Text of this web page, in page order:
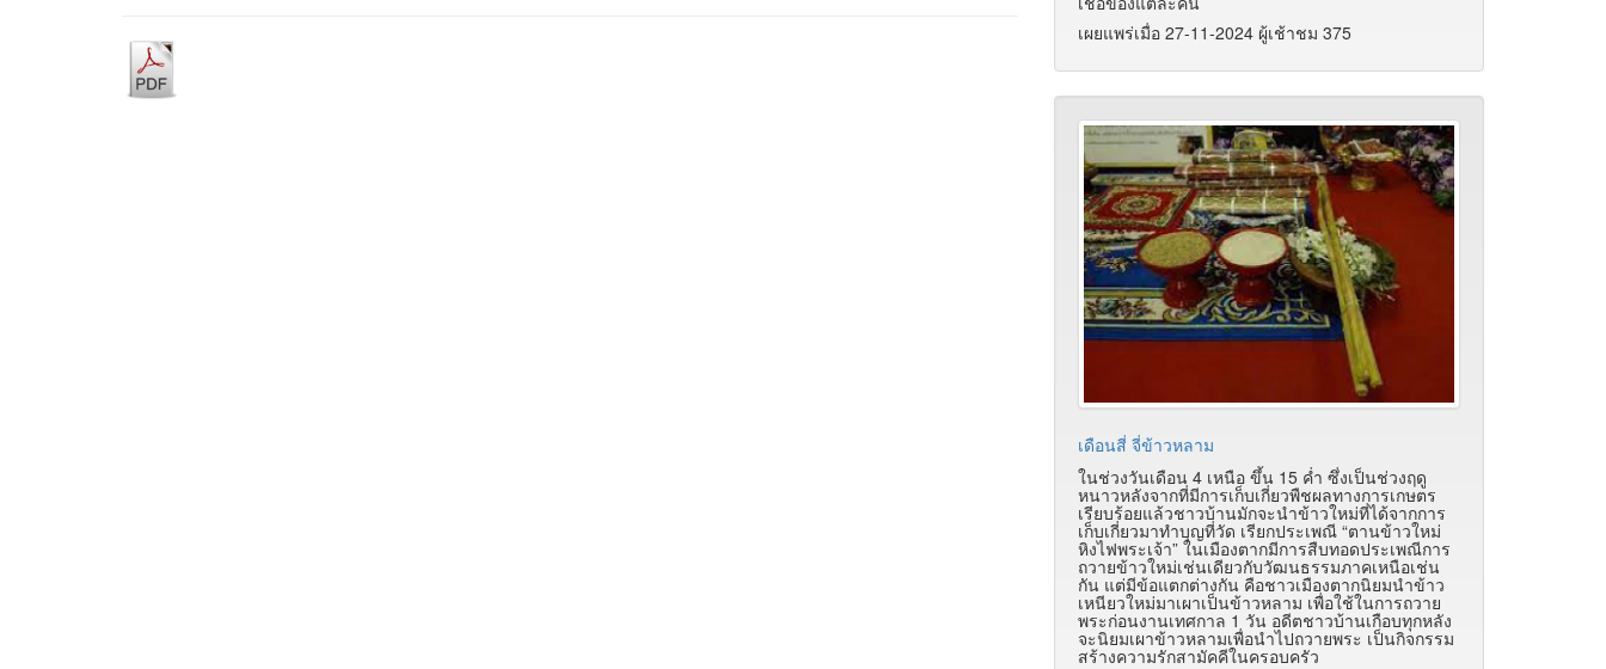
เผยแพร่เมื่อ 27-11-2024 ผู้เช้าชม 375
เดือนสี่ จี่ข้าวหลาม
ในช่วงวันเดือน 4 เหนือ ขึ้น 15 ค่ำ ซึ่งเป็นช่วงฤดู
หนาวหลังจากที่มีการเก็บเกี่ยวพืชผลทางการเกษตร
เรียบร้อยแล้วชาวบ้านมักจะนำข้าวใหม่ที่ได้จากการ
เก็บเกี่ยวมาทำบุญที่วัด เรียกประเพณี “ตานข้าวใหม่
หิงไฟพระเจ้า” ในเมืองตากมีการสืบทอดประเพณีการ
ถวายข้าวใหม่เช่นเดียวกับวัฒนธรรมภาคเหนือเช่น
กัน แต่มีข้อแตกต่างกัน คือชาวเมืองตากนิยมนำข้าว
เหนียวใหม่มาเผาเป็นข้าวหลาม เพื่อใช้ในการถวาย
พระก่อนงานเทศกาล 1 วัน อดีตชาวบ้านเกือบทุกหลัง
จะนิยมเผาข้าวหลามเพื่อนำไปถวายพระ เป็นกิจกรรม
สร้างความรักสามัคคีในครอบครัว